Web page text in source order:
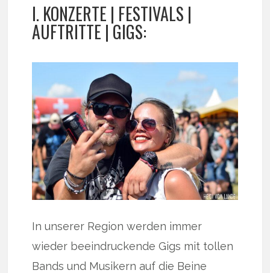
I. KONZERTE | FESTIVALS |
AUFTRITTE | GIGS:
In unserer Region werden immer
wieder beeindruckende Gigs mit tollen
Bands und Musikern auf die Beine